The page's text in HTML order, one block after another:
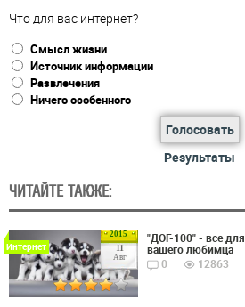
Что для вас интернет?
Смысл жизни
Источник информации
Развлечения
Ничего особенного
Голосовать
Результаты
ЧИТАЙТЕ ТАКЖЕ:
2015
11
Авг
Интернет
"ДОГ-100" - все для
вашего любимца
0
12863